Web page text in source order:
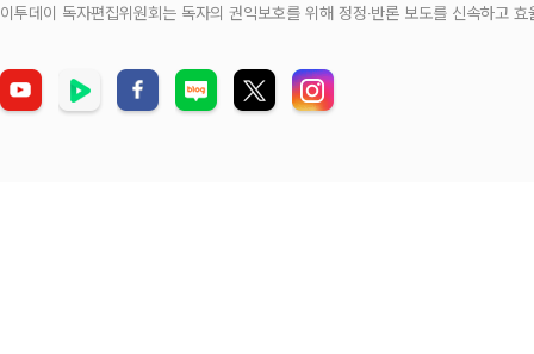
이투데이 독자편집위원회는 독자의 권익보호를 위해 정정‧반론 보도를 신속하고